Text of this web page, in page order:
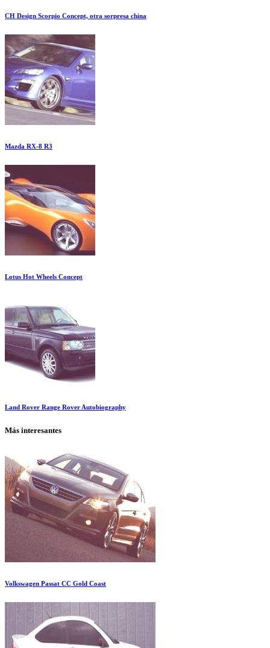
CH Design Scorpio Concept, otra sorpresa china
Mazda RX-8 R3
Lotus Hot Wheels Concept
Land Rover Range Rover Autobiography
Más interesantes
Volkswagen Passat CC Gold Coast